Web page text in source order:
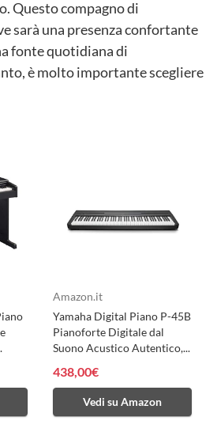
Questo compagno di
sarà una presenza confortante
fonte quotidiana di
è molto importante scegliere
Amazon.it
Yamaha Digital Piano P-45B
Pianoforte Digitale dal
Suono Acustico Autentico,...
438,00€
Vedi su Amazon